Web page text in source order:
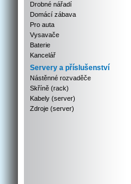
Drobné nářadí
Domácí zábava
Pro auta
Vysavače
Baterie
Kancelář
Servery a příslušenství
Nástěnné rozvaděče
Skříně (rack)
Kabely (server)
Zdroje (server)